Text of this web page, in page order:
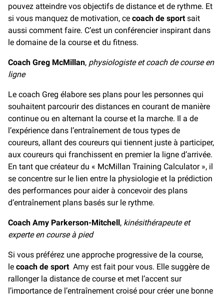
pouvez atteindre vos objectifs de distance et de rythme. Et
si vous manquez de motivation, ce coach de sportsait
aussi comment faire. C’est un conférencier inspirant dans
le domaine de la course et du fitness.
Coach Greg McMillan, physiologiste et coach de course en
ligne
Le coach Greg élabore ses plans pour les personnes qui
souhaitent parcourir des distances en courant de manière
continue ou en alternant la course et la marche. Il a de
l’expérience dans l’entraînement de tous types de
coureurs, allant des coureurs qui tiennent juste à participer,
aux coureurs qui franchissent en premier la ligne d’arrivée.
En tant que créateur du « McMillan Training Calculator », il
se concentre sur le lien entre la physiologie et la prédiction
des performances pour aider à concevoir des plans
d’entraînement plans basés sur le rythme.
Coach Amy Parkerson-Mitchell , kinésithérapeute et
experte en course à pied
Si vous préférez une approche progressive de la course,
le coach de sportAmy est fait pour vous. Elle suggère de
rallonger la distance de course et met l’accent sur
l’importance de l’entraînement croisé pour créer une bonne